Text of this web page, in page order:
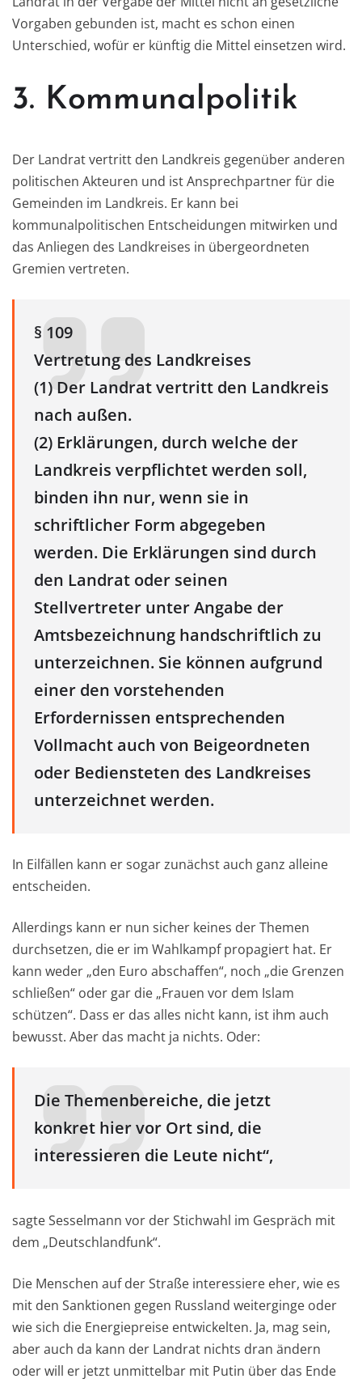
Vorgaben gebunden ist, macht es schon einen
Unterschied, wofür er künftig die Mittel einsetzen wird.
3. Kommunalpolitik
Der Landrat vertritt den Landkreis gegenüber anderen
politischen Akteuren und ist Ansprechpartner für die
Gemeinden im Landkreis. Er kann bei
kommunalpolitischen Entscheidungen mitwirken und
das Anliegen des Landkreises in übergeordneten
Gremien vertreten.
§ 109
Vertretung des Landkreises
(1) Der Landrat vertritt den Landkreis
nach außen.
(2) Erklärungen, durch welche der
Landkreis verpflichtet werden soll,
binden ihn nur, wenn sie in
schriftlicher Form abgegeben
werden. Die Erklärungen sind durch
den Landrat oder seinen
Stellvertreter unter Angabe der
Amtsbezeichnung handschriftlich zu
unterzeichnen. Sie können aufgrund
einer den vorstehenden
Erfordernissen entsprechenden
Vollmacht auch von Beigeordneten
oder Bediensteten des Landkreises
unterzeichnet werden.
In Eilfällen kann er sogar zunächst auch ganz alleine
entscheiden.
Allerdings kann er nun sicher keines der Themen
durchsetzen, die er im Wahlkampf propagiert hat. Er
kann weder „den Euro abschaffen“, noch „die Grenzen
schließen“ oder gar die „Frauen vor dem Islam
schützen“. Dass er das alles nicht kann, ist ihm auch
bewusst. Aber das macht ja nichts. Oder:
Die Themenbereiche, die jetzt
konkret hier vor Ort sind, die
interessieren die Leute nicht“,
sagte Sesselmann vor der Stichwahl im Gespräch mit
dem „Deutschlandfunk“.
Die Menschen auf der Straße interessiere eher, wie es
mit den Sanktionen gegen Russland weiterginge oder
wie sich die Energiepreise entwickelten. Ja, mag sein,
aber auch da kann der Landrat nichts dran ändern
oder will er jetzt unmittelbar mit Putin über das Ende